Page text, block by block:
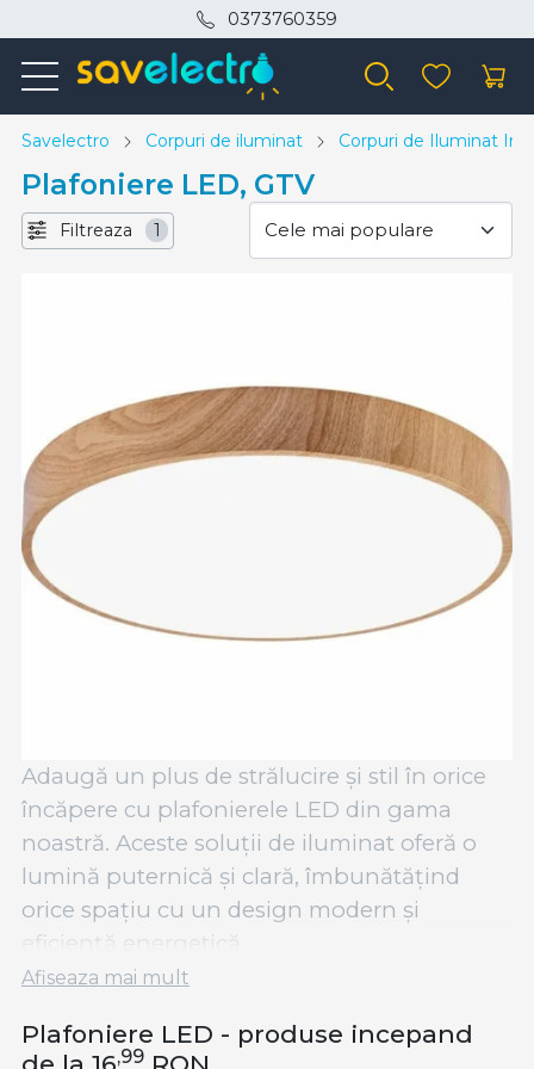
0373760359
Savelectro Corpuri de iluminat Corpuri de Iluminat
Plafoniere LED, GTV
Filtreaza 1
Adaugă un plus de strălucire și stil în orice
încăpere cu plafonierele LED din gama
noastră. Aceste soluții de iluminat oferă o
lumină puternică și clară, îmbunătățind
orice spațiu cu un design modern și
eficiență energetică.
Plafonierele LED sunt opțiuni excelente
pentru o varietate de spații, de la livinguri și
dormitoare, la birouri sau holuri. Oferind o
Afiseaza mai mult
Plafoniere LED - produse incepand
,99